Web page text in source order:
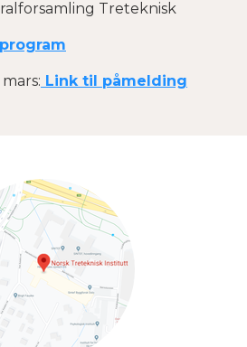
Treteknisk
program
Link til påmelding